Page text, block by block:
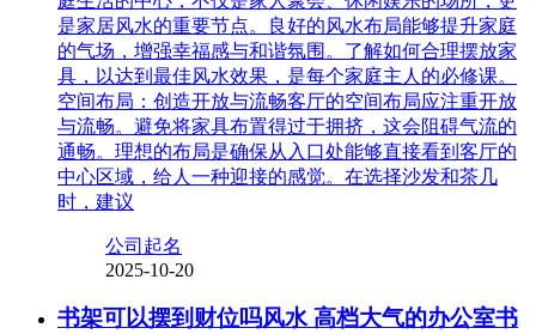
是家居风水的重要节点。良好的风水布局能够提升家庭
的气场，增强幸福感与和谐氛围。了解如何合理摆放家
具，以达到最佳风水效果，是每个家庭主人的必修课。
空间布局：创造开放与流畅客厅的空间布局应注重开放
与流畅。避免将家具布置得过于拥挤，这会阻碍气流的
通畅。理想的布局是确保从入口处能够直接看到客厅的
中心区域，给人一种迎接的感觉。在选择沙发和茶几
时，建议
公司起名
2025-10-20
书架可以摆到财位吗风水 高档大气的办公室书